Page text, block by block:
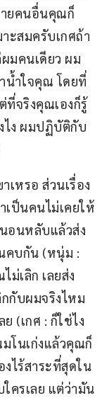
ยคนอื่นคุณก็
ะสมครับเกศถ้า
มคนเดียว ผม
น้ำใจคุณ โดยที่
จริงคุณเองก็รู้
ง ผมปฏิบัติกับ
หรอ ส่วนเรื่อง
เป็นคนไม่เคยให้
อนหลับแล้วส่ง
คบกัน (หนุ่ม :
ม่เลิก เลยส่ง
กับผมจริงไหม
(เกศ : ก็ใช่ไง
โนเก่งแล้วคุณก็
งไร้สาระที่สุดใน
ครเลย แต่ว่ามัน